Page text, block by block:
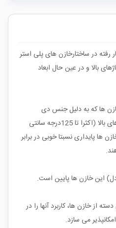
رفته در ساختارخازن های پلی استر
بالا و در عین حال ابعاد
ها که به دلیل جنس دی
الکتریکشان می باشد تحمل دماهای بالا (اکثرا تا 125درجه سانتی
ها پایداری نسبتا خوبی در برابر
از خازن ها، کاربرد آنها را در